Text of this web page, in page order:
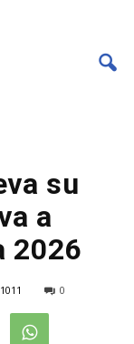
su
a
2026
1011 0